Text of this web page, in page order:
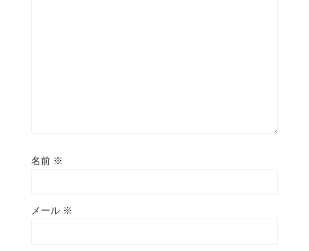
名前 ※
メール ※